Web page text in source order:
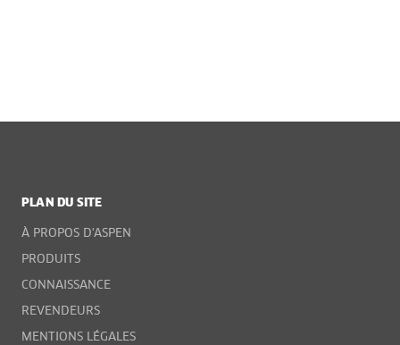
PLAN DU SITE
À PROPOS D'ASPEN
PRODUITS
CONNAISSANCE
REVENDEURS
MENTIONS LÉGALES